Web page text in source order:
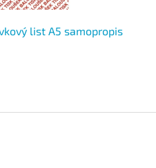
list A5 samopropis